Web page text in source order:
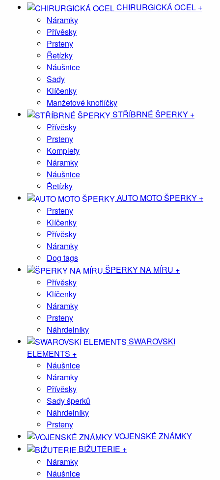
CHIRURGICKÁ OCEL +
Náramky
Přívěsky
Prsteny
Řetízky
Náušnice
Sady
Klíčenky
Manžetové knoflíčky
STŘÍBRNÉ ŠPERKY +
Přívěsky
Prsteny
Komplety
Náramky
Náušnice
Řetízky
AUTO MOTO ŠPERKY +
Prsteny
Klíčenky
Přívěsky
Náramky
Dog tags
ŠPERKY NA MÍRU +
Přívěsky
Klíčenky
Náramky
Prsteny
Náhrdelníky
SWAROVSKI
ELEMENTS +
Náušnice
Náramky
Přívěsky
Sady šperků
Náhrdelníky
Prsteny
VOJENSKÉ ZNÁMKY
BIŽUTERIE +
Náramky
Náušnice